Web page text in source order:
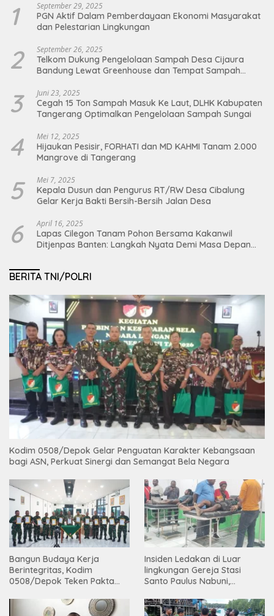
1 September 29, 2025
PGN Aktif Dalam Pemberdayaan Ekonomi Masyarakat
dan Pelestarian Lingkungan
2 September 26, 2025
Telkom Dukung Pengelolaan Sampah Desa Cijaura
Bandung Lewat Greenhouse dan Tempat Sampah
3 Juni 23, 2025
Cegah 15 Ton Sampah Masuk Ke Laut, DLHK Kabupaten
Tangerang Optimalkan Pengelolaan Sampah Sungai
4 Mei 12, 2025
Hijaukan Pesisir, FORHATI dan MD KAHMI Tanam 2.000
Mangrove di Tangerang
5 Mei 7, 2025
Kepala Dusun dan Pengurus RT/RW Desa Cibalung
Gelar Kerja Bakti Bersih-Bersih Jalan Desa
6 April 16, 2025
Lapas Cilegon Tanam Pohon Bersama Kakanwil
Ditjenpas Banten: Langkah Nyata Demi Masa Depan
BERITA TNI/POLRI
Kodim 0508/Depok Gelar Penguatan Karakter Kebangsaan
bagi ASN, Perkuat Sinergi dan Semangat Bela Negara
Bangun Budaya Kerja
Berintegritas, Kodim
0508/Depok Teken Pakta
Insiden Ledakan di Luar
lingkungan Gereja Stasi
Santo Paulus Nabuni,